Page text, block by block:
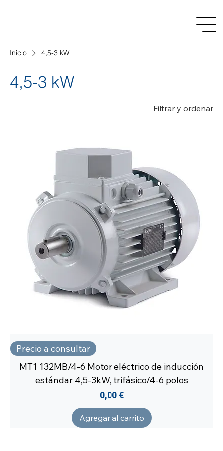
Inicio 4,5-3 kW
4,5-3 kW
Filtrar y ordenar
Precio a consultar
MT1 132MB/4-6 Motor eléctrico de inducción
estándar 4,5-3kW, trifásico/4-6 polos
Precio
0,00 €
Agregar al carrito